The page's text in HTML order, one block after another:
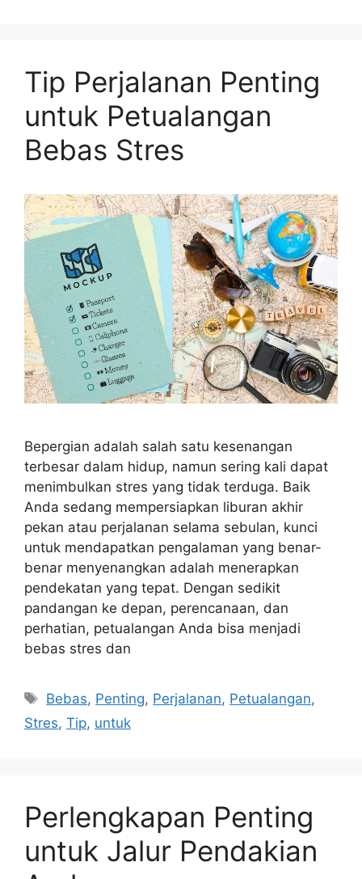
Tip Perjalanan Penting
untuk Petualangan
Bebas Stres
Bepergian adalah salah satu kesenangan
terbesar dalam hidup, namun sering kali dapat
menimbulkan stres yang tidak terduga. Baik
Anda sedang mempersiapkan liburan akhir
pekan atau perjalanan selama sebulan, kunci
untuk mendapatkan pengalaman yang benar-
benar menyenangkan adalah menerapkan
pendekatan yang tepat. Dengan sedikit
pandangan ke depan, perencanaan, dan
perhatian, petualangan Anda bisa menjadi
bebas stres dan
Tags
Bebas, Penting, Perjalanan, Petualangan,
Stres, Tip, untuk
Perlengkapan Penting
untuk Jalur Pendakian